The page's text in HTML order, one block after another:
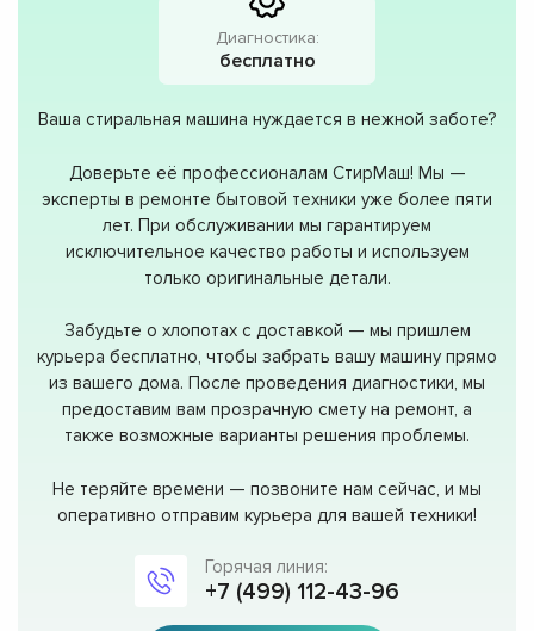
Диагностика:
бесплатно
Ваша стиральная машина нуждается в нежной заботе?
Доверьте её профессионалам СтирМаш! Мы —
эксперты в ремонте бытовой техники уже более пяти
лет. При обслуживании мы гарантируем
исключительное качество работы и используем
только оригинальные детали.
Забудьте о хлопотах с доставкой — мы пришлем
курьера бесплатно, чтобы забрать вашу машину прямо
из вашего дома. После проведения диагностики, мы
предоставим вам прозрачную смету на ремонт, а
также возможные варианты решения проблемы.
Не теряйте времени — позвоните нам сейчас, и мы
оперативно отправим курьера для вашей техники!
Горячая линия:
+7 (499) 112-43-96